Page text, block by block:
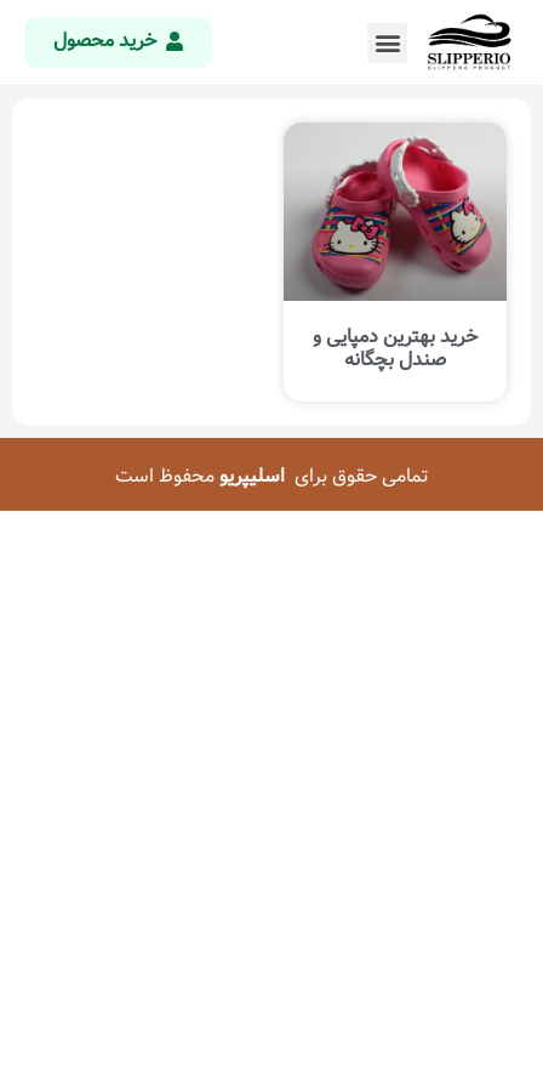
خرید محصول
خرید بهترین دمپایی و
صندل بچگانه
تمامی حقوق برایاسلیپریومحفوظ است